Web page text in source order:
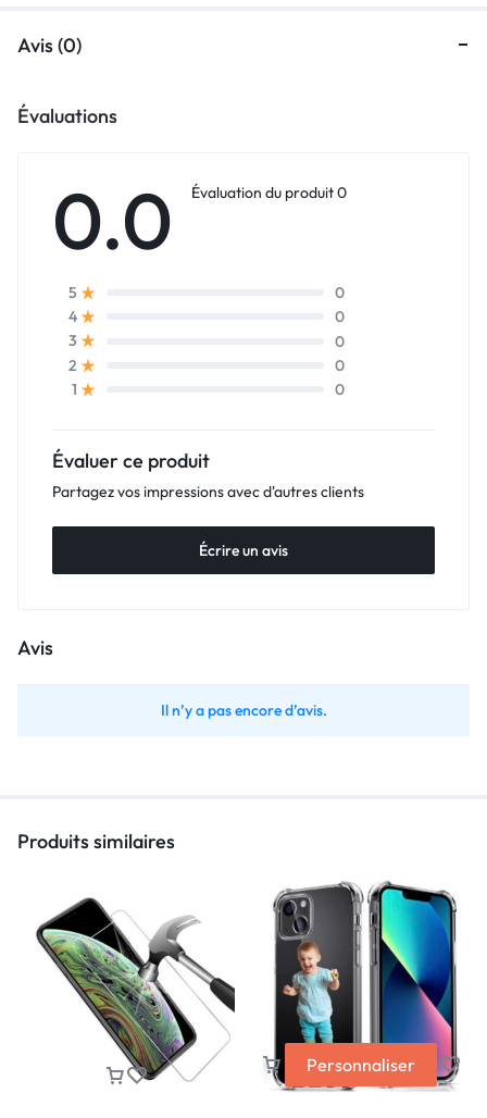
Avis (0)
Évaluations
0.0 Évaluation du produit 0
5
0
4
0
3
0
2
0
1
0
Évaluer ce produit
Partagez vos impressions avec d'autres clients
Écrire un avis
Avis
Il n’y a pas encore d’avis.
Produits similaires
Personnaliser